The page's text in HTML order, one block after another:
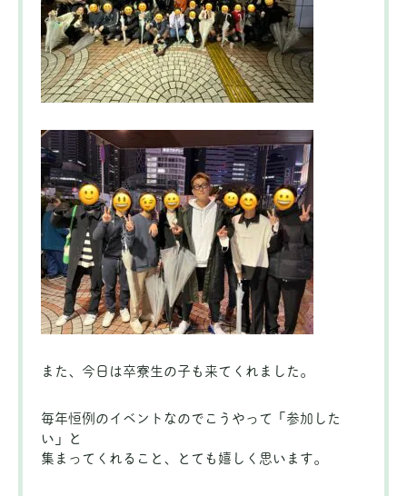
また、今日は卒寮生の子も来てくれました。
毎年恒例のイベントなのでこうやって「参加した
い」と
集まってくれること、とても嬉しく思います。